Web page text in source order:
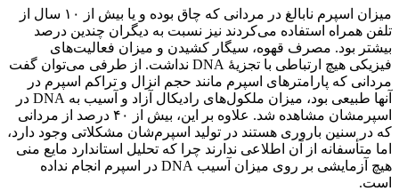
میزان اسپرم نابالغ در مردانی که چاق بوده و یا بیش از ۱۰ سال از
تلفن همراه استفاده می‌کردند نیز نسبت به دیگران چندین درصد
بیشتر بود. مصرف قهوه، سیگار کشیدن و میزان فعالیت‌های
فیزیکی هیچ ارتباطی با تجزیهٔ DNA نداشت. از طرفی می‌توان گفت
مردانی که پارامترهای اسپرم مانند حجم انزال و تراکم اسپرم در
آنها طبیعی بود، میزان ملکول‌های رادیکال آزاد و آسیب به DNA در
اسپرمشان مشاهده شد. علاوه بر این، بیش از ۴۰ درصد از مردانی
که در سنین باروری هستند در تولید اسپرم‌شان مشکلاتی وجود دارد،
اما متأسفانه از آن اطلاعی ندارند چرا که تحلیل استاندارد مایع منی
هیچ آزمایشی بر روی میزان آسیب DNA در اسپرم انجام نداده
است.